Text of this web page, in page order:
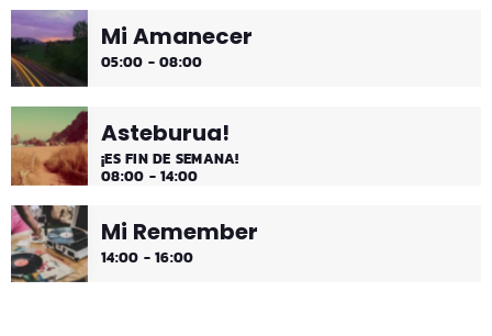
Mi Amanecer
05:00 - 08:00
Asteburua!
¡ES FIN DE SEMANA!
08:00 - 14:00
Mi Remember
14:00 - 16:00